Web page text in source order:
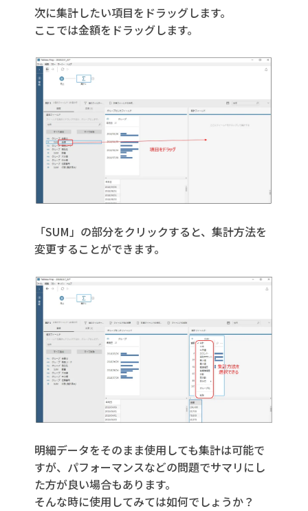
次に集計したい項目をドラッグします。
ここでは金額をドラッグします。
「SUM」の部分をクリックすると、集計方法を
変更することができます。
明細データをそのまま使用しても集計は可能で
すが、パフォーマンスなどの問題でサマリにし
た方が良い場合もあります。
そんな時に使用してみては如何でしょうか？